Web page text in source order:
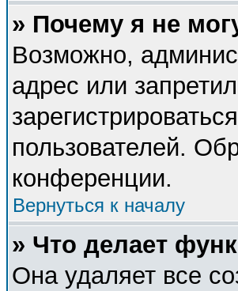
» Почему я не
Возможно,
адрес или
пользователей.
конференции.
Вернуться к началу
» Что делает
Она удаляет все